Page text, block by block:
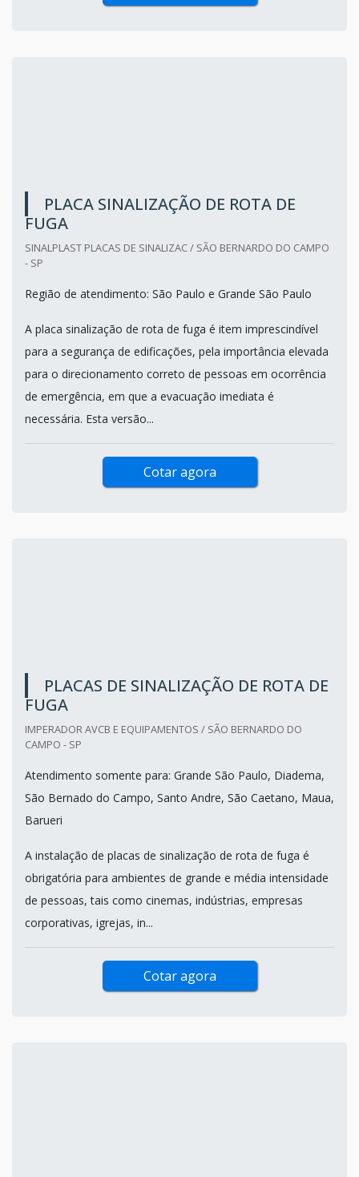
PLACA SINALIZAÇÃO DE ROTA DE
FUGA
SINALPLAST PLACAS DE SINALIZAC / SÃO BERNARDO DO CAMPO
- SP
Região de atendimento: São Paulo e Grande São Paulo
A placa sinalização de rota de fuga é item imprescindível
para a segurança de edificações, pela importância elevada
para o direcionamento correto de pessoas em ocorrência
de emergência, em que a evacuação imediata é
necessária. Esta versão...
Cotar agora
PLACAS DE SINALIZAÇÃO DE ROTA DE
FUGA
IMPERADOR AVCB E EQUIPAMENTOS / SÃO BERNARDO DO
CAMPO - SP
Atendimento somente para: Grande São Paulo, Diadema,
São Bernado do Campo, Santo Andre, São Caetano, Maua,
Barueri
A instalação de placas de sinalização de rota de fuga é
obrigatória para ambientes de grande e média intensidade
de pessoas, tais como cinemas, indústrias, empresas
corporativas, igrejas, in...
Cotar agora